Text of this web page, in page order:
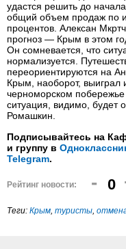
удастся решить до
общий объем продаж по
процентов. Алексан
прогноз — Крым в этом
Он сомневается, что
нормализуется.
переориентируются на
Крым, наоборот, выиграл
черноморском
ситуация, видимо, будет
Ромашкин.
Подписывайтесь на
и группу в
Telegram.
Рейтинг новости: - 0
Теги: Крым, туристы,